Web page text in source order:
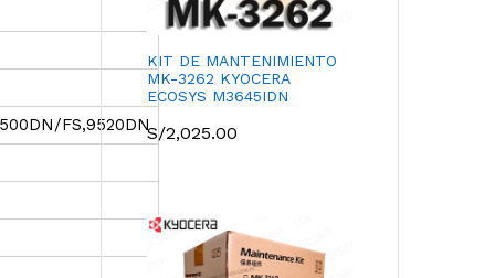
FS,9520DN
KIT DE MANTENIMIENTO
MK-3262 KYOCERA
ECOSYS M3645IDN
S/2,025.00